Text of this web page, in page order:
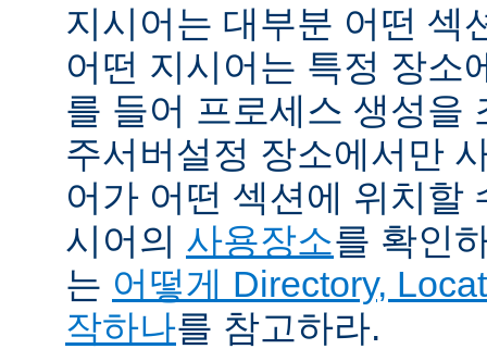
지시어는 대부분 어떤 섹
어떤 지시어는 특정 장소
를 들어 프로세스 생성을
주서버설정 장소에서만
어가 어떤 섹션에 위치할
시어의 사용장소를 확인
는 어떻게 Directory,
작하나를 참고하라.